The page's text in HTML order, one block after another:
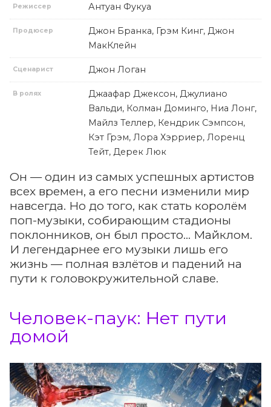
Режиссер Антуан Фукуа
Продюсер
Джон Бранка, Грэм Кинг, Джон
МакКлейн
Сценарист Джон Логан
В ролях
Джаафар Джексон, Джулиано
Вальди, Колман Доминго, Ниа Лонг,
Майлз Теллер, Кендрик Сэмпсон,
Кэт Грэм, Лора Хэрриер, Лоренц
Тейт, Дерек Люк
Он — один из самых успешных артистов
всех времен, а его песни изменили мир
навсегда. Но до того, как стать королём
поп-музыки, собирающим стадионы
поклонников, он был просто... Майклом.
И легендарнее его музыки лишь его
жизнь — полная взлётов и падений на
пути к головокружительной славе.
Человек-паук: Нет пути
домой